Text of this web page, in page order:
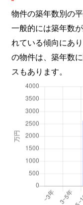
物件の築年数別の
一般的には築年数
れている傾向にあ
の物件は、築年数
スもあります。